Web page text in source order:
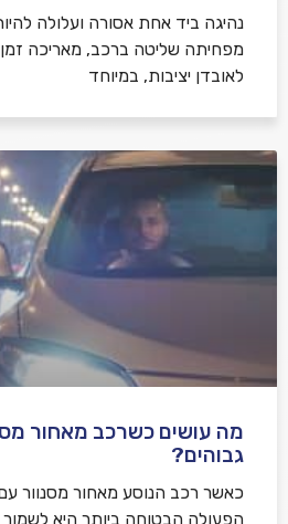
נהיגה ביד אחת אסורה ועלולה
מפחיתה שליטה ברכב, מאריכה זמן
לאובדן יציבות, במיוחד
מה עושים כשרכב מאחור
גבוהים?
כאשר רכב הנוסע מאחור מסנוור
הפעולה הבטוחה ביותר היא לשמור